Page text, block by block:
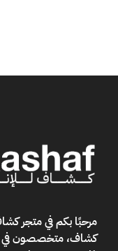
مرحبًا بكم فيمتجر
كشاف، متخصصون في